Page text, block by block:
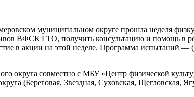
муниципальном округе прошла неделя
ВФСК ГТО, получить консультацию и помощь в
в акции на этой неделе. Программа испытаний
совместно с МБУ «Центр физической
(Береговая, Звездная, Суховская, Щегловская,